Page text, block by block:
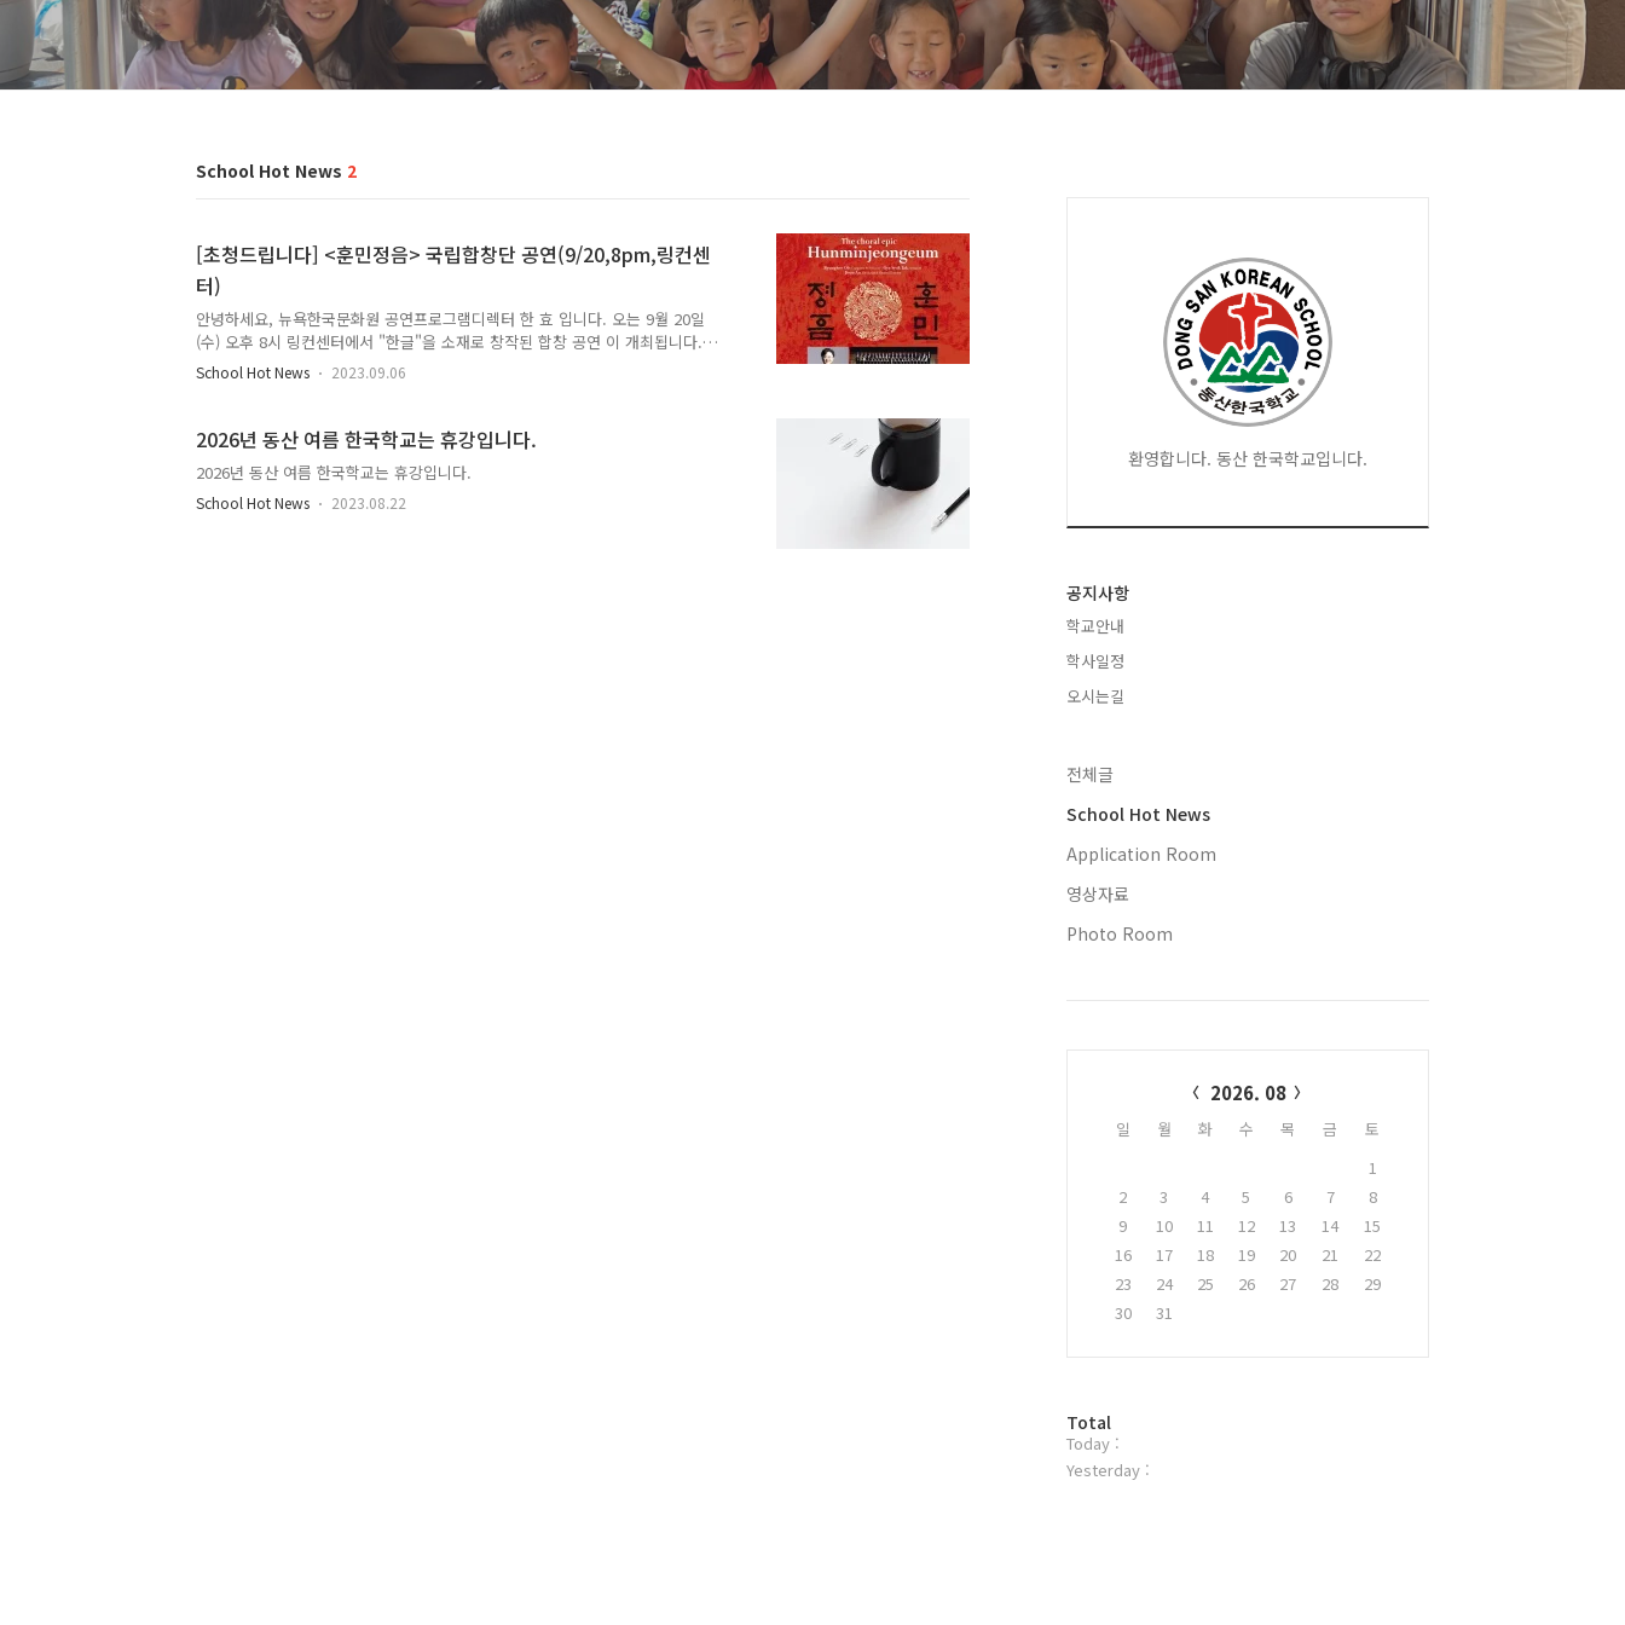
School Hot News 2
[초청드립니다] <훈민정음> 국립합창단 공연(9/20,8pm,링컨센
터)
안녕하세요, 뉴욕한국문화원 공연프로그램디렉터 한 효 입니다. 오는 9월 20일
(수) 오후 8시 링컨센터에서 "한글"을 소재로 창작된 합창 공연 이 개최됩니다.
세종대왕의 한글 창제 배경과 과정, 반포에 이르기까지의 대서사를 약 70분 길이
위대한 유산을 동시대적 예술작품으로 재해석한 수작으로 호평받았고, 동시에 백
성을 사랑하는 세종대왕의 애민정신을 작품에 그려내어 묵직한 울림과 진한 감
동을 선사합니다. (*상세정보: https://kr.koreanculture.org/performing-
arts/2023/09/20/hunminjeongeum ) 뉴욕에서 ..
School Hot News 2023.09.06
2026년 동산 여름 한국학교는 휴강입니다.
2026년 동산 여름 한국학교는 휴강입니다.
School Hot News 2023.08.22
환영합니다. 동산 한국학교입니다.
공지사항
학교안내
학사일정
오시는길
전체글
School Hot News
Application Room
영상자료
Photo Room
2026. 08
일 월 화 수 목 금
토
1
2
3 4 5 6 7
8
9
10 11 12 13 14
15
16
17 18 19 20 21
22
23
24 25 26 27 28
29
30
31
방
문
자
Total
Today :
Yesterday :